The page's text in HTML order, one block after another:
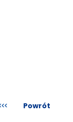
Powrót